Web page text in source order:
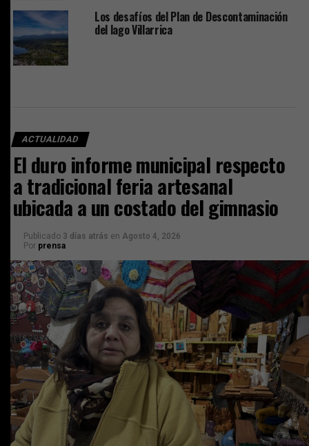
Los desafíos del Plan de Descontaminación
del lago Villarrica
ACTUALIDAD
El duro informe municipal respecto
a tradicional feria artesanal
ubicada a un costado del gimnasio
Publicado 3 días atrás en Agosto 4, 2026
Por prensa